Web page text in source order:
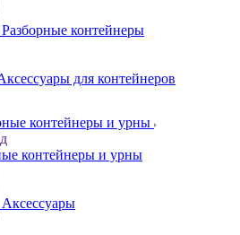
Разборные контейнеры
для контейнеров
контейнеры и урны
контейнеры и урны
Аксессуары